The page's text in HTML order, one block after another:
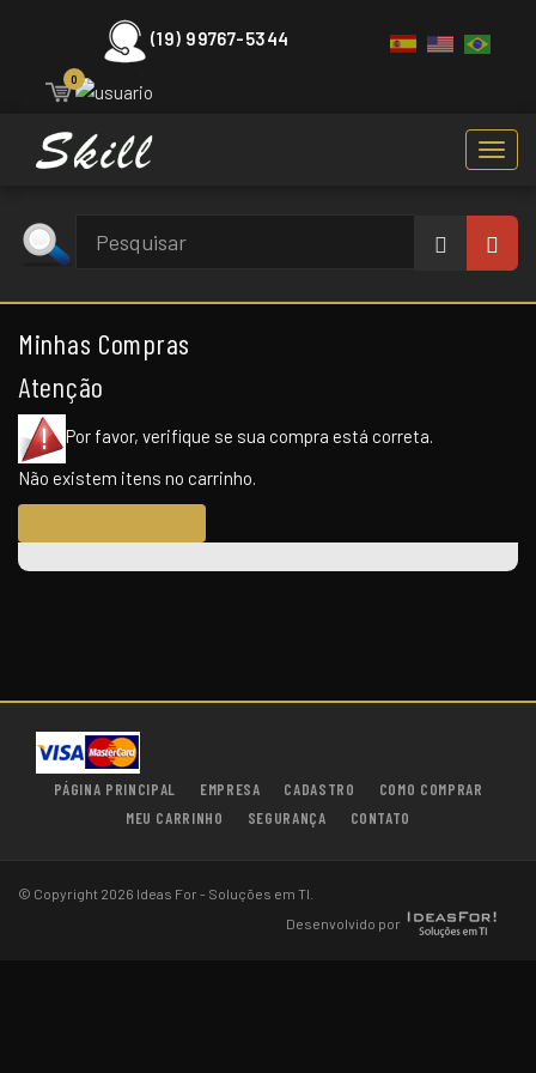
(19) 99767-5344
0
Minhas Compras
Atenção
Por favor, verifique se sua compra está correta.
Não existem itens no carrinho.
PÁGINA PRINCIPAL EMPRESA CADASTRO
COMO COMPRAR
MEU CARRINHO
SEGURANÇA CONTATO
© Copyright 2026 Ideas For - Soluções em TI.
Desenvolvido por